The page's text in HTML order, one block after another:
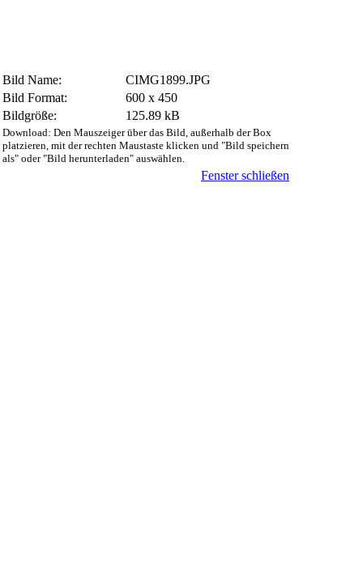
Bild Name:
CIMG1899.JPG
Bild Format:
600 x 450
Bildgröße:
125.89 kB
Download: Den Mauszeiger über das Bild, außerhalb der Box
platzieren, mit der rechten Maustaste klicken und "Bild speichern
als" oder "Bild herunterladen" auswählen.
Fenster schließen